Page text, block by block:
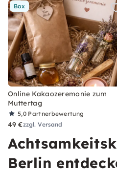
Box
Online Kakaozeremonie zum
Muttertag
5,0 Partnerbewertung
49 €zzgl. Versand
Berlin